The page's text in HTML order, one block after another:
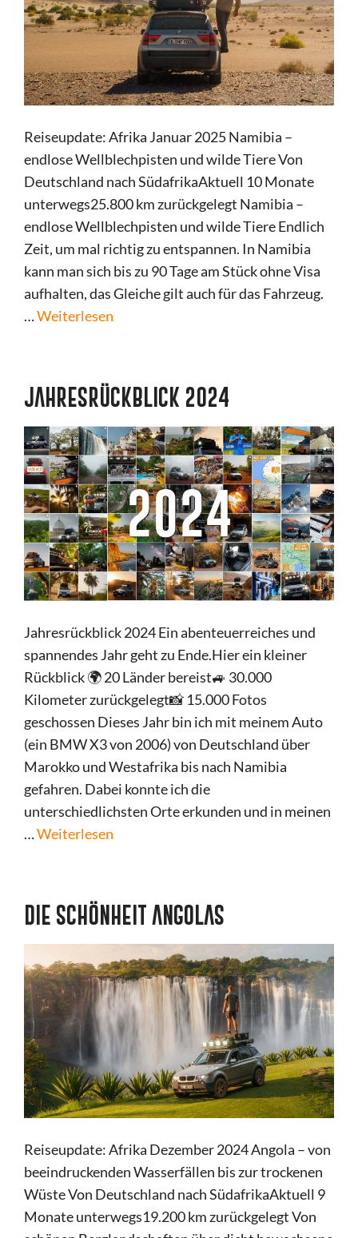
Reiseupdate: Afrika Januar 2025 Namibia –
endlose Wellblechpisten und wilde Tiere Von
Deutschland nach SüdafrikaAktuell 10 Monate
unterwegs25.800 km zurückgelegt Namibia –
endlose Wellblechpisten und wilde Tiere Endlich
Zeit, um mal richtig zu entspannen. In Namibia
kann man sich bis zu 90 Tage am Stück ohne Visa
aufhalten, das Gleiche gilt auch für das Fahrzeug.
…Weiterlesen
JAHRESRÜCKBLICK 2024
Jahresrückblick 2024 Ein abenteuerreiches und
spannendes Jahr geht zu Ende.Hier ein kleiner
Rückblick 🌍 20 Länder bereist🚙 30.000
Kilometer zurückgelegt📸 15.000 Fotos
geschossen Dieses Jahr bin ich mit meinem Auto
(ein BMW X3 von 2006) von Deutschland über
Marokko und Westafrika bis nach Namibia
gefahren. Dabei konnte ich die
unterschiedlichsten Orte erkunden und in meinen
…Weiterlesen
DIE SCHÖNHEIT ANGOLAS
Reiseupdate: Afrika Dezember 2024 Angola – von
beeindruckenden Wasserfällen bis zur trockenen
Wüste Von Deutschland nach SüdafrikaAktuell 9
Monate unterwegs19.200 km zurückgelegt Von